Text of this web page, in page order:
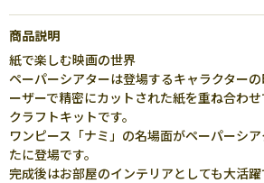
商品説明
紙で楽しむ映画の世界
ペーパーシアターは登場するキャラクター
ーザーで精密にカットされた紙を重ね合わ
クラフトキットです。
ワンピース「ナミ」の名場面がペーパーシ
たに登場です。
完成後はお部屋のインテリアとしても大活躍